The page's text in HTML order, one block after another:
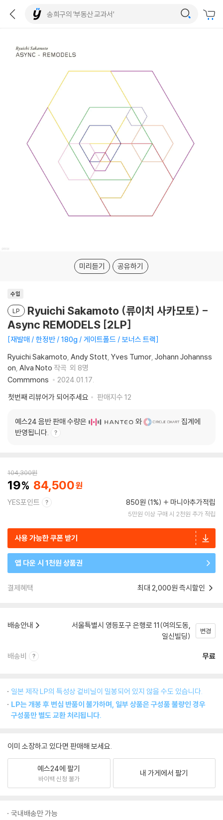
미리듣기 공유하기
수입
LP
Ryuichi Sakamoto (류이치 사카모토) -
Async REMODELS [2LP]
재발매 / 한정반 / 180g / 게이트폴드 / 보너스 트랙
Ryuichi Sakamoto Andy Stott Yves Tumor Johann Johannss
on Alva Noto 작곡 외 8명
Commmons
2024.01.17.
첫번째 리뷰어가 되어주세요
판매지수 12
예스24 음반 판매 수량은 와
집계에
반영됩니다.
104,300원
19 84,500
YES포인트 850원 (1%) 마니아추가적립
5만원 이상 구매 시 2천원 추가 적립
사용 가능한 쿠폰 받기
앱 다운 시 1천원 상품권
결제혜택 최대 2,000원 즉시할인
배송안내
서울특별시 영등포구 은행로 11(여의도동,
일신빌딩)
변경
배송비 무료
일본 제작 LP의 특성상 겉비닐이 밀봉되어 있지 않을 수도 있습니다.
LP는 개봉 후 변심 반품이 불가하며, 일부 상품은 구성품 불량인 경우
구성품만 별도 교환 처리됩니다.
이미 소장하고 있다면 판매해 보세요.
예스24에 팔기
바이백 신청 불가
내 가게에서 팔기
국내배송만 가능